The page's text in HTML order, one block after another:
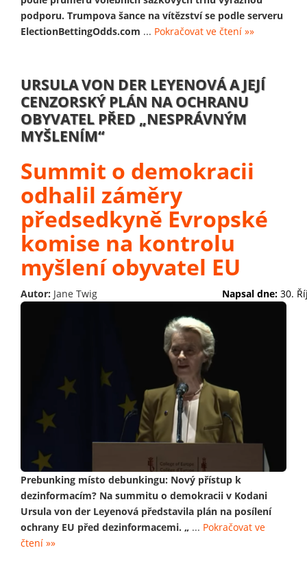
podporu. Trumpova šance na vítězství se podle serveru
ElectionBettingOdds.com ... Pokračovat ve čtení »»
URSULA VON DER LEYENOVÁ A JEJÍ
CENZORSKÝ PLÁN NA OCHRANU
OBYVATEL PŘED „NESPRÁVNÝM
MYŠLENÍM“
Summit o demokracii
odhalil záměry
předsedkyně Evropské
komise na kontrolu
myšlení obyvatel EU
Autor: Jane Twig Napsal dne: 30.
Prebunking místo debunkingu: Nový přístup k
dezinformacím? Na summitu o demokracii v Kodani
Ursula von der Leyenová představila plán na posílení
ochrany EU před dezinformacemi. „ ... Pokračovat ve
čtení »»